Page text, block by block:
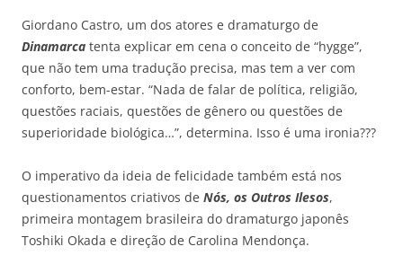
Giordano Castro, um dos atores e dramaturgo de
Dinamarca tenta explicar em cena o conceito de “hygge”,
que não tem uma tradução precisa, mas tem a ver com
conforto, bem-estar. “Nada de falar de política, religião,
questões raciais, questões de gênero ou questões de
superioridade biológica…”, determina. Isso é uma ironia???
O imperativo da ideia de felicidade também está nos
questionamentos criativos de Nós, os Outros Ilesos,
primeira montagem brasileira do dramaturgo japonês
Toshiki Okada e direção de Carolina Mendonça.